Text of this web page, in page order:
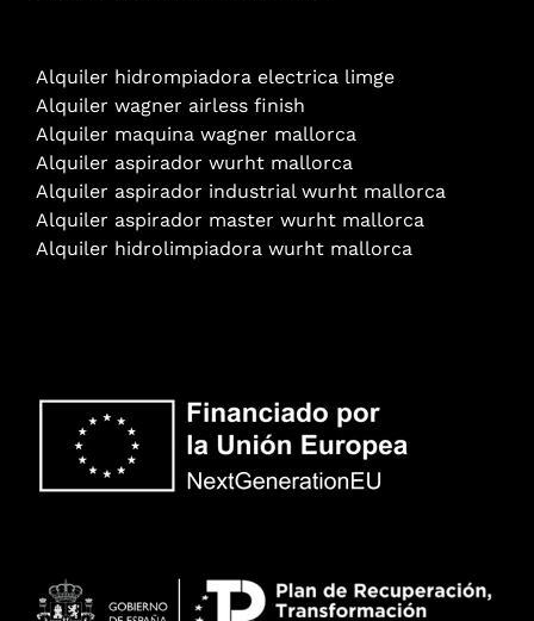
Alquiler hidrompiadora electrica limge
Alquiler wagner airless finish
Alquiler maquina wagner mallorca
Alquiler aspirador wurht mallorca
Alquiler aspirador industrial wurht mallorca
Alquiler aspirador master wurht mallorca
Alquiler hidrolimpiadora wurht mallorca